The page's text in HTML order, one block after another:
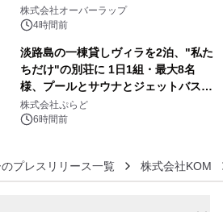
株式会社オーバーラップ
4時間前
淡路島の一棟貸しヴィラを2泊、"私た
ちだけ"の別荘に 1日1組・最大8名
様、プールとサウナとジェットバス付
きで Villa Mon Temps AWAJIの連泊
素泊りプラン
株式会社ぷらど
6時間前
プレスリリース一覧 株式会社KOM